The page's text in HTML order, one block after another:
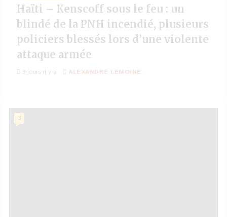
Haïti – Kenscoff sous le feu : un
blindé de la PNH incendié, plusieurs
policiers blessés lors d’une violente
attaque armée
3 jours il y a ALEXANDRE LEMOINE
3